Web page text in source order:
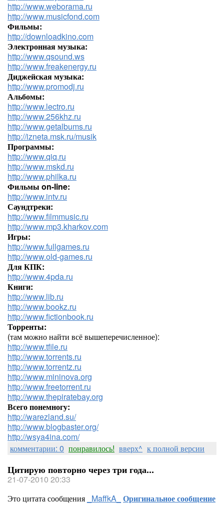
http://www.weborama.ru
http://www.musicfond.com
Фильмы:
http://downloadkino.com
Электронная музыка:
http://www.qsound.ws
http://www.freakenergy.ru
Диджейская музыка:
http://www.promodj.ru
Альбомы:
http://www.lectro.ru
http://www.256khz.ru
http://www.getalbums.ru
http://izneta.msk.ru/musik
Программы:
http://www.qiq.ru
http://www.mskd.ru
http://www.philka.ru
Фильмы on-line:
http://www.intv.ru
Саундтреки:
http://www.filmmusic.ru
http://www.mp3.kharkov.com
Игры:
http://www.fullgames.ru
http://www.old-games.ru
Для КПК:
http://www.4pda.ru
Книги:
http://www.lib.ru
http://www.bookz.ru
http://www.fictionbook.ru
Торренты:
(там можно найти всё вышеперечисленное):
http://www.tfile.ru
http://www.torrents.ru
http://www.torrentz.ru
http://www.mininova.org
http://www.freetorrent.ru
http://www.thepiratebay.org
Всего понемногу:
http://warezland.su/
http://www.blogbaster.org/
http://wsya4ina.com/
комментарии: 0 понравилось! вверх^ к полной версии
Цитирую повторно через три года...
21-07-2010 20:33
Это цитата сообщения
_MaffkA_ Оригинальное сообщение